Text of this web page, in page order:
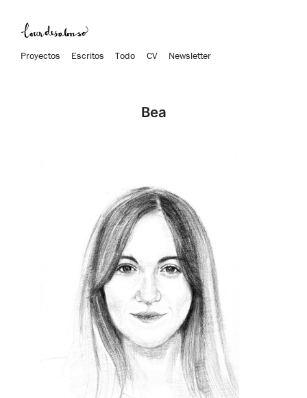
Proyectos Escritos Todo CV Newsletter
Bea